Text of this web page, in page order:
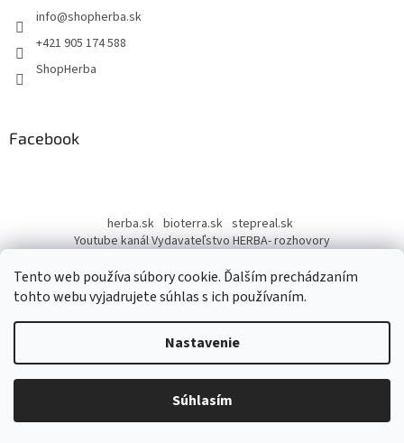
Tento web používa súbory cookie. Ďalším prechádzaním
tohto webu vyjadrujete súhlas s ich používaním.
Nastavenie
Súhlasím
info@shopherba.sk
+421 905 174 588
ShopHerba
Facebook
herba.sk bioterra.sk stepreal.sk
Youtube kanál Vydavateľstvo HERBA- rozhovory
Vytvoril Shoptet
ShopHerba. Všetky práva vyhradené.